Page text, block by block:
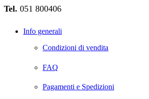
Tel. 051 800406
Info generali
Condizioni di vendita
FAQ
Pagamenti e Spedizioni